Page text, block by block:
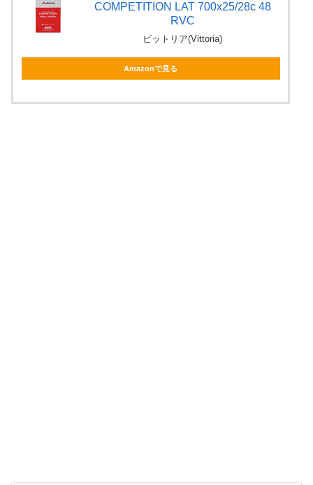
COMPETITION LAT 700x25/28c 48
RVC
ビットリア(Vittoria)
Amazonで見る